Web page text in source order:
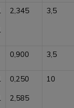
2,345 3,5
0,900 3,5
0,250
2,585
10